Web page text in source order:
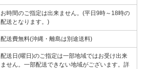
お時間のご指定は出来ません。(平日9時～18時の
配送となります。)
配送費無料(沖縄・離島は別途送料)
配送日(曜日)のご指定は一部地域ではお受け出来
ません。一部配送できない地域がございます。詳